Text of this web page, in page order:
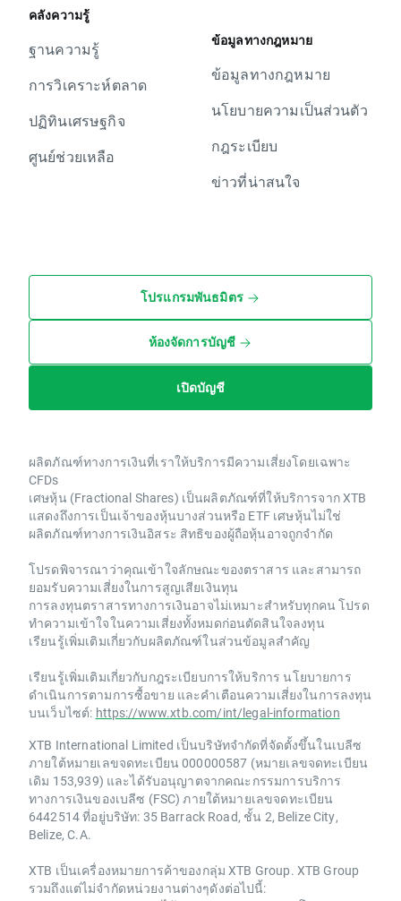
คลังความรู้
ฐานความรู้
การวิเคราะห์ตลาด
ปฏิทินเศรษฐกิจ
ศูนย์ช่วยเหลือ
ข้อมูลทางกฎหมาย
ข้อมูลทางกฎหมาย
นโยบายความเป็นส่วนตัว
กฎระเบียบ
ข่าวที่น่าสนใจ
โปรแกรมพันธมิตร
ห้องจัดการบัญชี
เปิดบัญชี
ผลิตภัณฑ์ทางการเงินที่เราให้บริการมีความเสี่ยงโดยเฉพาะ
CFDs
เศษหุ้น (Fractional Shares) เป็นผลิตภัณฑ์ที่ให้บริการจาก XTB
แสดงถึงการเป็นเจ้าของหุ้นบางส่วนหรือ ETF เศษหุ้นไม่ใช่
ผลิตภัณฑ์ทางการเงินอิสระ สิทธิของผู้ถือหุ้นอาจถูกจำกัด
โปรดพิจารณาว่าคุณเข้าใจลักษณะของตราสาร และสามารถ
ยอมรับความเสี่ยงในการสูญเสียเงินทุน
การลงทุนตราสารทางการเงินอาจไม่เหมาะสำหรับทุกคน โปรด
ทำความเข้าใจในความเสี่ยงทั้งหมดก่อนตัดสินใจลงทุน
เรียนรู้เพิ่มเติมเกี่ยวกับผลิตภัณฑ์ในส่วนข้อมูลสำคัญ
เรียนรู้เพิ่มเติมเกี่ยวกับกฎระเบียบการให้บริการ นโยบายการ
ดำเนินการตามการซื้อขาย และคำเตือนความเสี่ยงในการลงทุน
บนเว็บไซต์: https://www.xtb.com/int/legal-information
XTB International Limited เป็นบริษัทจำกัดที่จัดตั้งขึ้นในเบลีซ
ภายใต้หมายเลขจดทะเบียน 000000587 (หมายเลขจดทะเบียน
เดิม 153,939) และได้รับอนุญาตจากคณะกรรมการบริการ
ทางการเงินของเบลีซ (FSC) ภายใต้หมายเลขจดทะเบียน
6442514 ที่อยู่บริษัท: 35 Barrack Road, ชั้น 2, Belize City,
Belize, C.A.
XTB เป็นเครื่องหมายการค้าของกลุ่ม XTB Group. XTB Group
รวมถึงแต่ไม่จำกัดหน่วยงานต่างๆดังต่อไปนี้: